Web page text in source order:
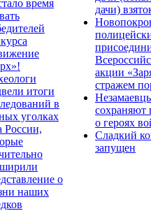
время
итоги
в
уголках
России,
о
наших
дачи)
акции
стражем
сохраняют
о героях
Сладкий
запущен